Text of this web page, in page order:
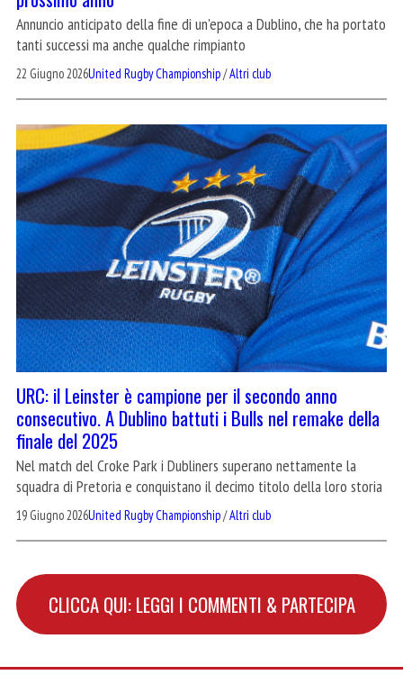
Annuncio anticipato della fine di un'epoca a Dublino, che ha portato
tanti successi ma anche qualche rimpianto
22 Giugno 2026United Rugby Championship/Altri club
URC: il Leinster è campione per il secondo anno
consecutivo. A Dublino battuti i Bulls nel remake della
finale del 2025
Nel match del Croke Park i Dubliners superano nettamente la
squadra di Pretoria e conquistano il decimo titolo della loro storia
19 Giugno 2026United Rugby Championship/Altri club
CLICCA QUI: LEGGI I COMMENTI & PARTECIPA